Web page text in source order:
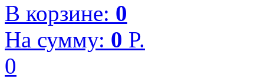
В корзине: 0
На сумму: 0 P.
0